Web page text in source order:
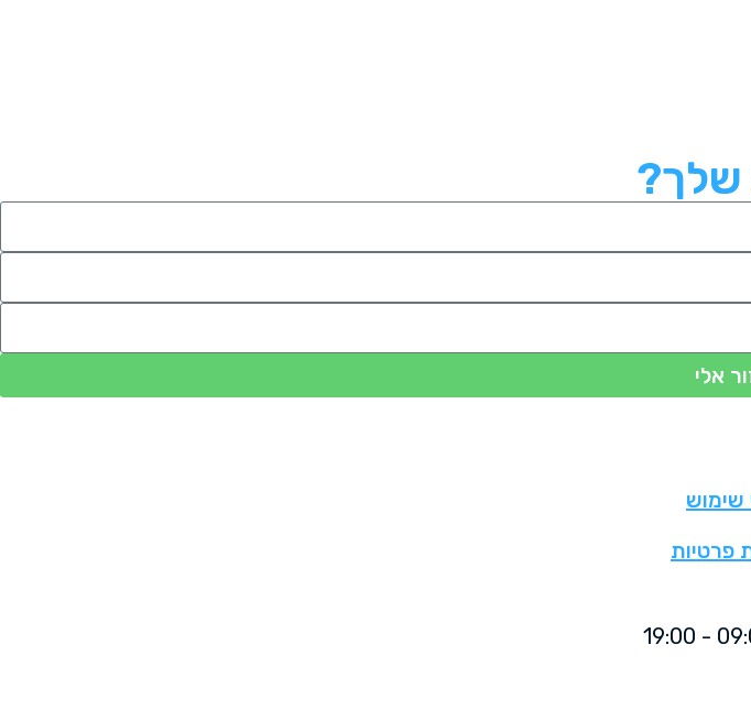
שלך?
אלי
שימוש
פרטיות